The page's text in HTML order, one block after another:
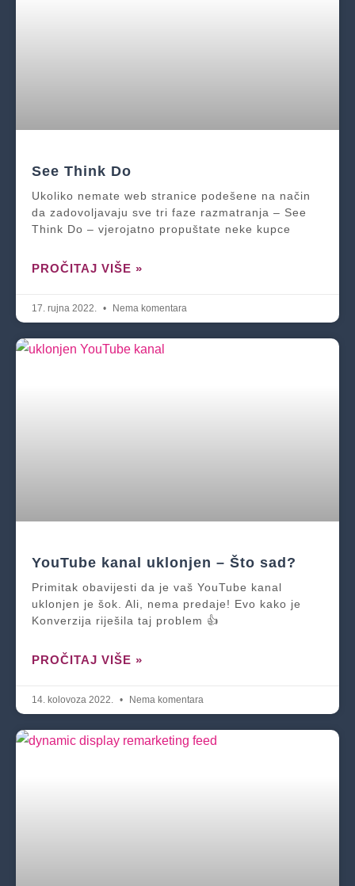
See Think Do
Ukoliko nemate web stranice podešene na način
da zadovoljavaju sve tri faze razmatranja – See
Think Do – vjerojatno propuštate neke kupce
PROČITAJ VIŠE »
17. rujna 2022. Nema komentara
YouTube kanal uklonjen – Što sad?
Primitak obavijesti da je vaš YouTube kanal
uklonjen je šok. Ali, nema predaje! Evo kako je
Konverzija riješila taj problem 👍
PROČITAJ VIŠE »
14. kolovoza 2022. Nema komentara